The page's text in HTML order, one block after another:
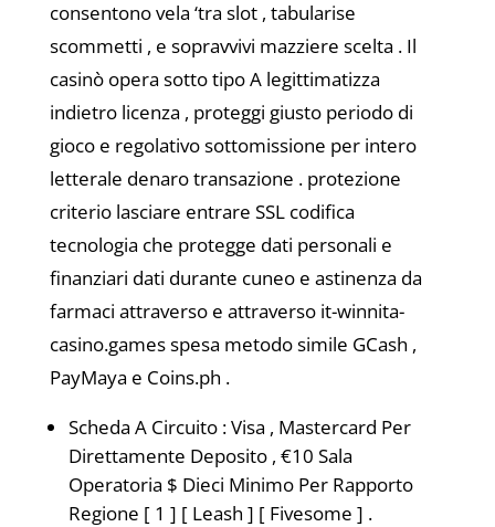
consentono vela ‘tra slot , tabularise
scommetti , e sopravvivi mazziere scelta . Il
casinò opera sotto tipo A legittimatizza
indietro licenza , proteggi giusto periodo di
gioco e regolativo sottomissione per intero
letterale denaro transazione . protezione
criterio lasciare entrare SSL codifica
tecnologia che protegge dati personali e
finanziari dati durante cuneo e astinenza da
farmaci attraverso e attraverso it-winnita-
casino.games spesa metodo simile GCash ,
PayMaya e Coins.ph .
Scheda A Circuito : Visa , Mastercard Per
Direttamente Deposito , €10 Sala
Operatoria $ Dieci Minimo Per Rapporto
Regione [ 1 ] [ Leash ] [ Fivesome ] .